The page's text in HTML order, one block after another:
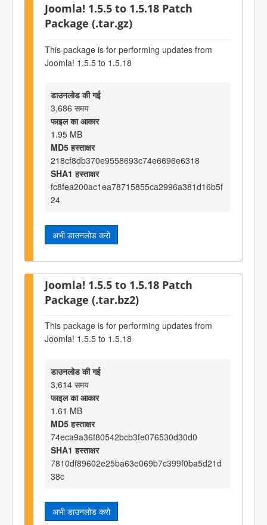
Joomla! 1.5.5 to 1.5.18 Patch
Package (.tar.gz)
This package is for performing updates from
Joomla! 1.5.5 to 1.5.18
डाउनलोड की गई
3,686 समय
फाइल का आकार
1.95 MB
MD5 हस्ताक्षर
218cf8db370e9558693c74e6696e6318
SHA1 हस्ताक्षर
fc8fea200ac1ea78715855ca2996a381d16b5f
24
अभी डाउनलोड करो
Joomla! 1.5.5 to 1.5.18 Patch
Package (.tar.bz2)
This package is for performing updates from
Joomla! 1.5.5 to 1.5.18
डाउनलोड की गई
3,614 समय
फाइल का आकार
1.61 MB
MD5 हस्ताक्षर
74eca9a36f80542bcb3fe076530d30d0
SHA1 हस्ताक्षर
7810df89602e25ba63e069b7c399f0ba5d21d
38c
अभी डाउनलोड करो